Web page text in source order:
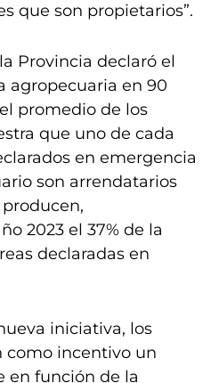
que son propietarios”.
Provincia declaró el
agropecuaria en 90
promedio de los
que uno de cada
en emergencia
son arrendatarios
2023 el 37% de la
declaradas en
iniciativa, los
como incentivo un
en función de la